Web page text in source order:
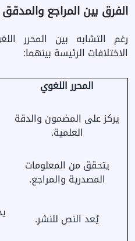
الفرق بين المراجع والمدقق
رغم التشابه بين المحرر
الاختلافات الرئيسة بينهما:
المحرر اللغوي
يركز على المضمون والدقة
العلمية.
يتحقق من المعلومات
المصدرية والمراجع.
يُعد النص للنشر.